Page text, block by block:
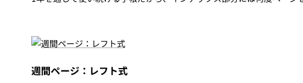
週間ページ：レフト式